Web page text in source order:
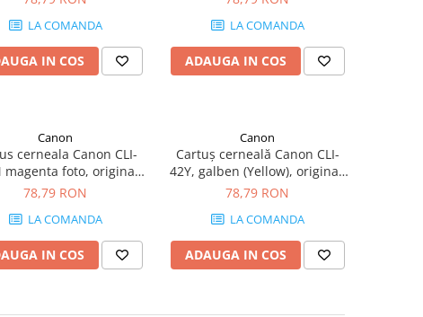
LA COMANDA
IN COS
LA COMANDA
ADAUGA IN COS
Canon
cerneala Canon CLI-
magenta foto, original,
200 pagini, 13 ml
78,79 RON
LA COMANDA
IN COS
Canon
Cartuș cerneală Canon CLI-
42Y, galben (Yellow), original,
284 pagini
78,79 RON
LA COMANDA
ADAUGA IN COS